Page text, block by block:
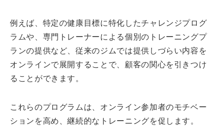
例えば、特定の健康目標に特化したチャレンジプログ
ラムや、専門トレーナーによる個別のトレーニングプ
ランの提供など、従来のジムでは提供しづらい内容を
オンラインで展開することで、顧客の関心を引きつけ
ることができます。
これらのプログラムは、オンライン参加者のモチベー
ションを高め、継続的なトレーニングを促します。